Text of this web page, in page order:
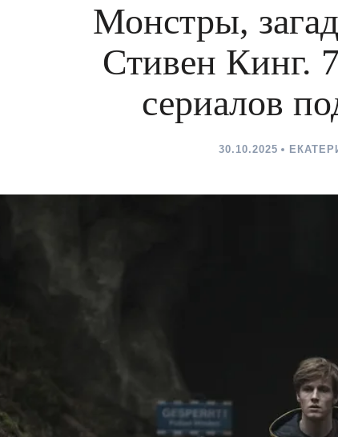
Монстры,
Стивен Кинг.
сериалов
30.10.2025